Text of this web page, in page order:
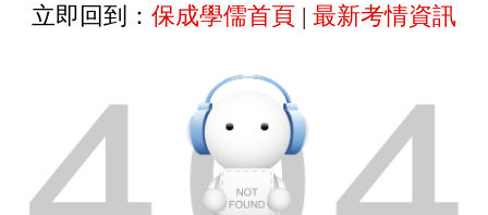
立即回到： 保成學儒首頁 | 最新考情資訊